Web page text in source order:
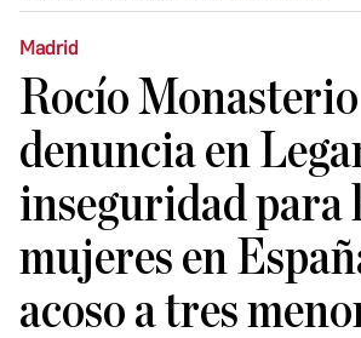
Madrid
Rocío Monasterio
denuncia en
inseguridad para
mujeres en
acoso a tres